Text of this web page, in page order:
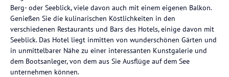
Berg- oder Seeblick, viele davon auch mit einem eigenen Balkon.
Genießen Sie die kulinarischen Köstlichkeiten in den
verschiedenen Restaurants und Bars des Hotels, einige davon mit
Seeblick. Das Hotel liegt inmitten von wunderschönen Gärten und
in unmittelbarer Nähe zu einer interessanten Kunstgalerie und
dem Bootsanleger, von dem aus Sie Ausflüge auf dem See
unternehmen können.